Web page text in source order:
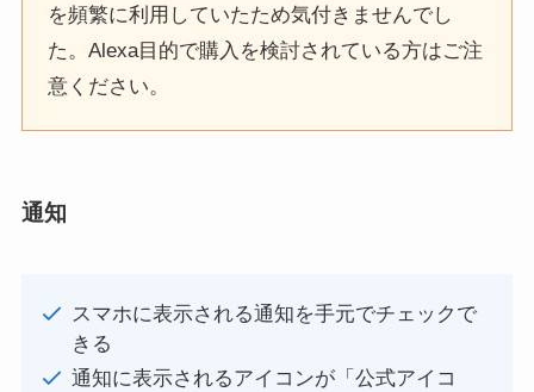
を頻繁に利用していたため気付きませんでし
た。Alexa目的で購入を検討されている方はご注
意ください。
通知
スマホに表示される通知を手元でチェックで
きる
通知に表示されるアイコンが「公式アイコ